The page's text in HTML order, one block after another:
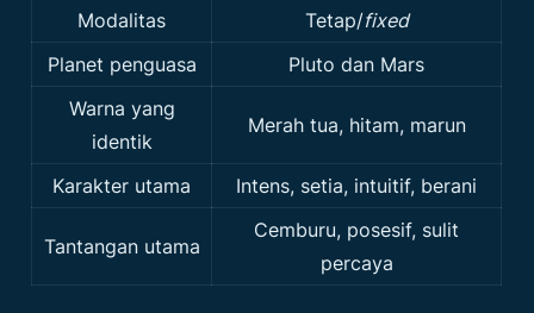
Modalitas
Tetap/fixed
Planet penguasa
Pluto dan Mars
Warna yang
identik
Merah tua, hitam, marun
Karakter utama Intens, setia, intuitif, berani
Tantangan utama
Cemburu, posesif, sulit
percaya